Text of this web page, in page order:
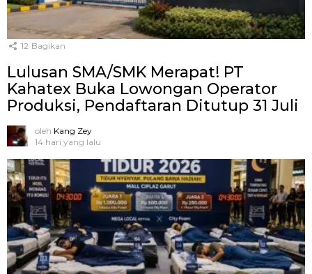
12 Bagikan
Lulusan SMA/SMK Merapat! PT
Kahatex Buka Lowongan Operator
Produksi, Pendaftaran Ditutup 31 Juli
oleh Kang Zey
14 hari yang lalu